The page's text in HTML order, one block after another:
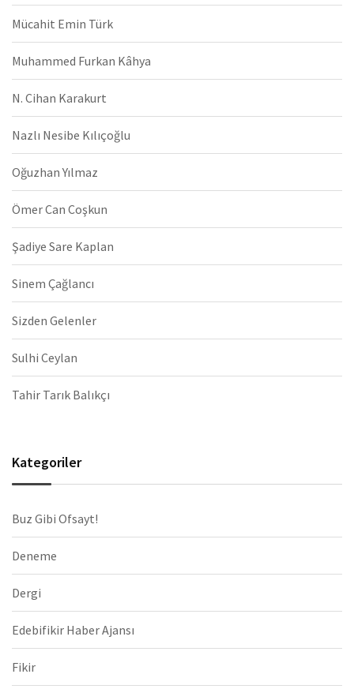
Mücahit Emin Türk
Muhammed Furkan Kâhya
N. Cihan Karakurt
Nazlı Nesibe Kılıçoğlu
Oğuzhan Yılmaz
Ömer Can Coşkun
Şadiye Sare Kaplan
Sinem Çağlancı
Sizden Gelenler
Sulhi Ceylan
Tahir Tarık Balıkçı
Kategoriler
Buz Gibi Ofsayt!
Deneme
Dergi
Edebifikir Haber Ajansı
Fikir